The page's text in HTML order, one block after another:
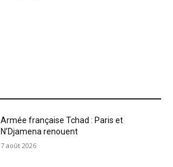
Armée française Tchad : Paris et
N’Djamena renouent
7 août 2026